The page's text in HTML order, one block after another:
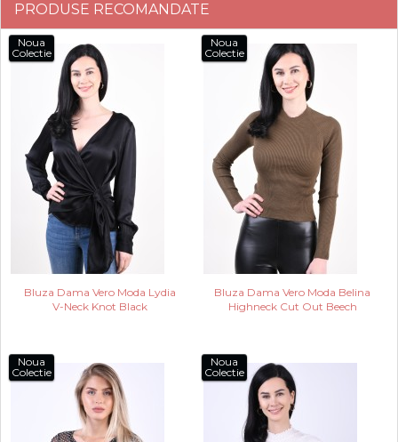
PRODUSE RECOMANDATE
Noua
Colectie
Bluza Dama Vero Moda Lydia
V-Neck Knot Black
Noua
Colectie
Bluza Dama Vero Moda Belina
Highneck Cut Out Beech
Noua
Colectie
Noua
Colectie